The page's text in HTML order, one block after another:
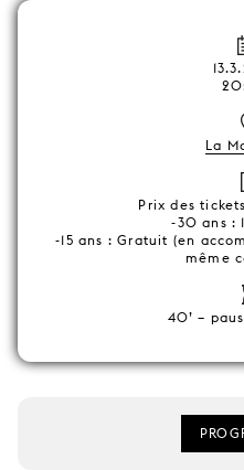
La
Prix des
-30 ans :
-15 ans : Gratuit (en
même
40’ –